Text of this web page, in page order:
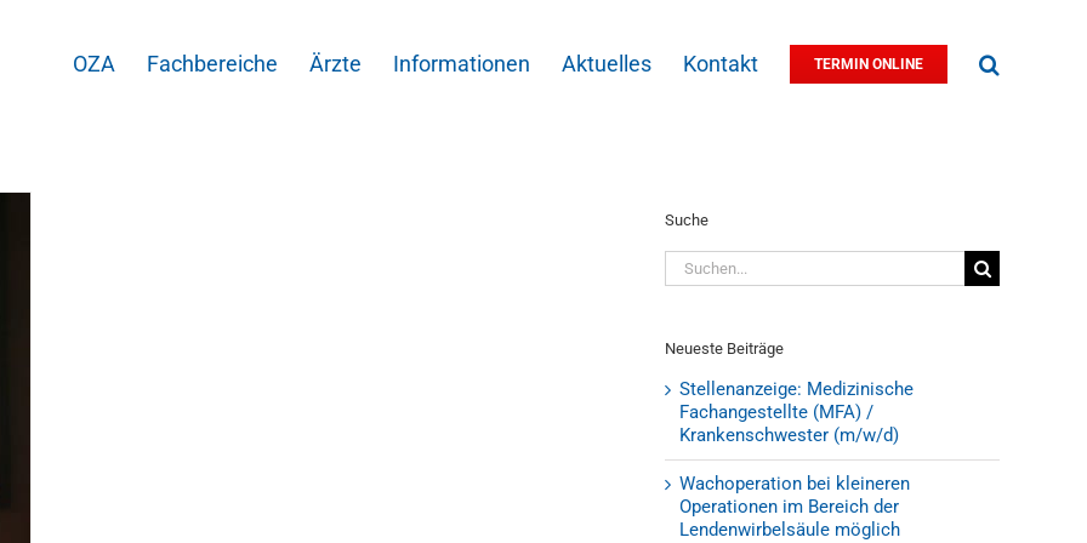
OZA Fachbereiche Ärzte Informationen Aktuelles Kontakt TERMIN ONLINE
Suche
Suche
nach:
Neueste Beiträge
Stellenanzeige: Medizinische
Fachangestellte (MFA) /
Krankenschwester (m/w/d)
Wachoperation bei kleineren
Operationen im Bereich der
Lendenwirbelsäule möglich